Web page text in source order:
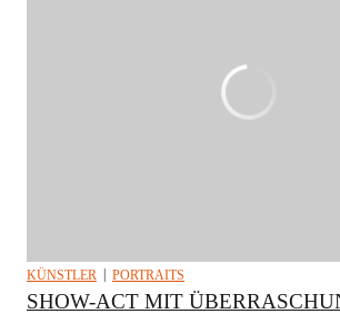
KÜNSTLER PORTRAITS
SHOW-ACT MIT